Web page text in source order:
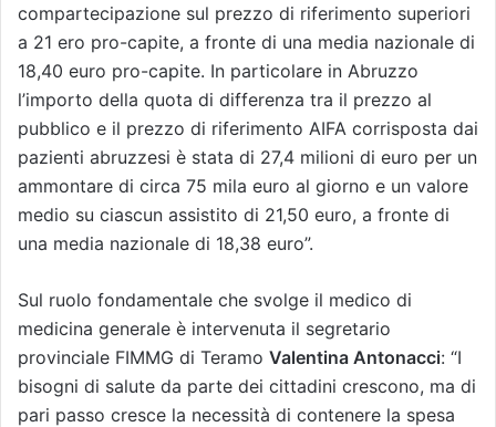
compartecipazione sul prezzo di riferimento superiori
a 21 ero pro-capite, a fronte di una media nazionale di
18,40 euro pro-capite. In particolare in Abruzzo
l’importo della quota di differenza tra il prezzo al
pubblico e il prezzo di riferimento AIFA corrisposta dai
pazienti abruzzesi è stata di 27,4 milioni di euro per un
ammontare di circa 75 mila euro al giorno e un valore
medio su ciascun assistito di 21,50 euro, a fronte di
una media nazionale di 18,38 euro”.
Sul ruolo fondamentale che svolge il medico di
medicina generale è intervenuta il segretario
provinciale FIMMG di Teramo Valentina Antonacci: “I
bisogni di salute da parte dei cittadini crescono, ma di
pari passo cresce la necessità di contenere la spesa